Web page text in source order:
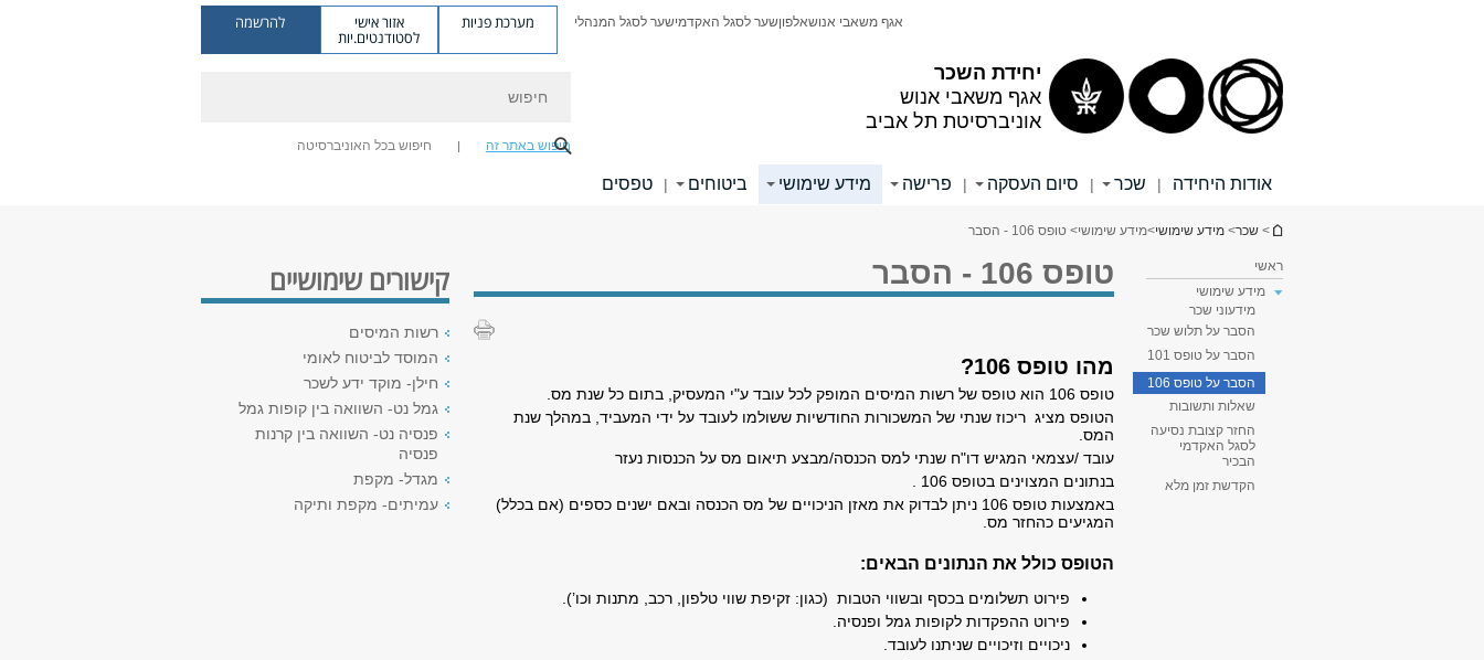
יחידת השכר
אגף משאבי אנוש
אוניברסיטת תל אביב
אגף משאבי אנושאלפוןשער לסגל האקדמישער לסגל המנהלי מערכת פניות אזור אישי
לסטודנטים.יות
להרשמה
חיפוש באתר זה חיפוש בכל האוניברסיטה
אודות היחידה | שכר | סיום העסקה | פרישה מידע שימושי ביטוחים | טפסים
הינך נמצא כאן
> שכר> מידע שימושי>מידע שימושי> טופס 106 - הסבר
ראשי
מידע שימושי
מידעוני שכר
הסבר על תלוש שכר
הסבר על טופס 101
הסבר על טופס 106
שאלות ותשובות
החזר קצובת נסיעה
לסגל האקדמי
הבכיר
הקדשת זמן מלא
טופס 106 - הסבר
מהו טופס 106?
טופס 106 הוא טופס של רשות המיסים המופק לכל עובד ע"י המעסיק, בתום כל שנת מס.
הטופס מציג ריכוז שנתי של המשכורות החודשיות ששולמו לעובד על ידי המעביד, במהלך שנת
המס.
עובד /עצמאי המגיש דו"ח שנתי למס הכנסה/מבצע תיאום מס על הכנסות נעזר
בנתונים המצוינים בטופס 106 .
באמצעות טופס 106 ניתן לבדוק את מאזן הניכויים של מס הכנסה ובאם ישנים כספים (אם בכלל)
המגיעים כהחזר מס.
הטופס כולל את הנתונים הבאים:
פירוט תשלומים בכסף ובשווי הטבות (כגון: זקיפת שווי טלפון, רכב, מתנות וכו’).
פירוט ההפקדות לקופות גמל ופנסיה.
ניכויים וזיכויים שניתנו לעובד.
קישורים שימושיים
רשות המיסים
המוסד לביטוח לאומי
חילן- מוקד ידע לשכר
גמל נט- השוואה בין קופות גמל
פנסיה נט- השוואה בין קרנות
פנסיה
מגדל- מקפת
עמיתים- מקפת ותיקה